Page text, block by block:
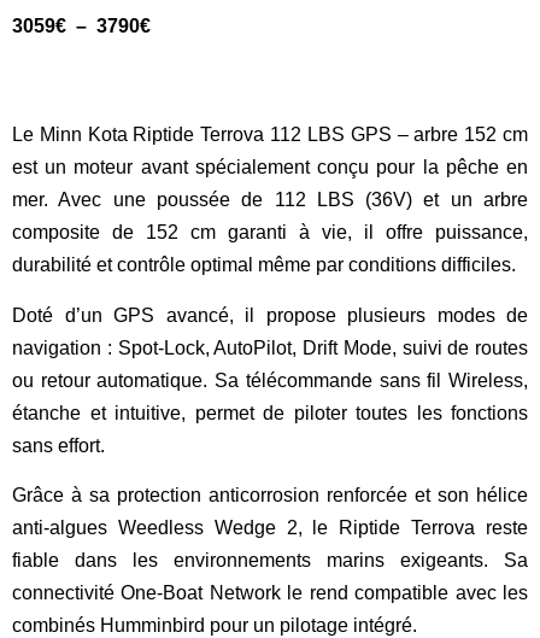
3059€ – 3790€
Le Minn Kota Riptide Terrova 112 LBS GPS – arbre 152 cm
est un moteur avant spécialement conçu pour la pêche en
mer. Avec une poussée de 112 LBS (36V) et un arbre
composite de 152 cm garanti à vie, il offre puissance,
durabilité et contrôle optimal même par conditions difficiles.
Doté d’un GPS avancé, il propose plusieurs modes de
navigation : Spot-Lock, AutoPilot, Drift Mode, suivi de routes
ou retour automatique. Sa télécommande sans fil Wireless,
étanche et intuitive, permet de piloter toutes les fonctions
sans effort.
Grâce à sa protection anticorrosion renforcée et son hélice
anti-algues Weedless Wedge 2, le Riptide Terrova reste
fiable dans les environnements marins exigeants. Sa
connectivitéOne-Boat Networkle rend compatible avec les
combinés Humminbird pour un pilotage intégré.